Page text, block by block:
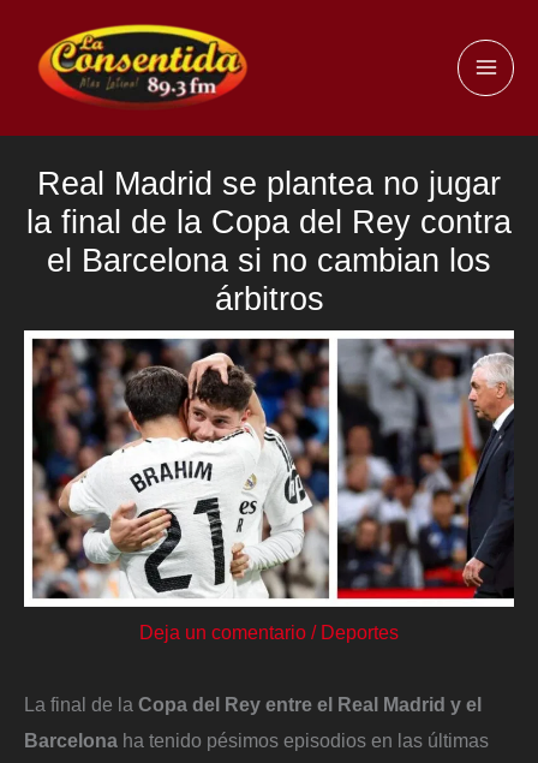
contenido
Real Madrid se plantea no jugar
la final de la Copa del Rey contra
el Barcelona si no cambian los
árbitros
Deja un comentario / Deportes
La final de la Copa del Rey entre el Real Madrid y el
Barcelona ha tenido pésimos episodios en las últimas